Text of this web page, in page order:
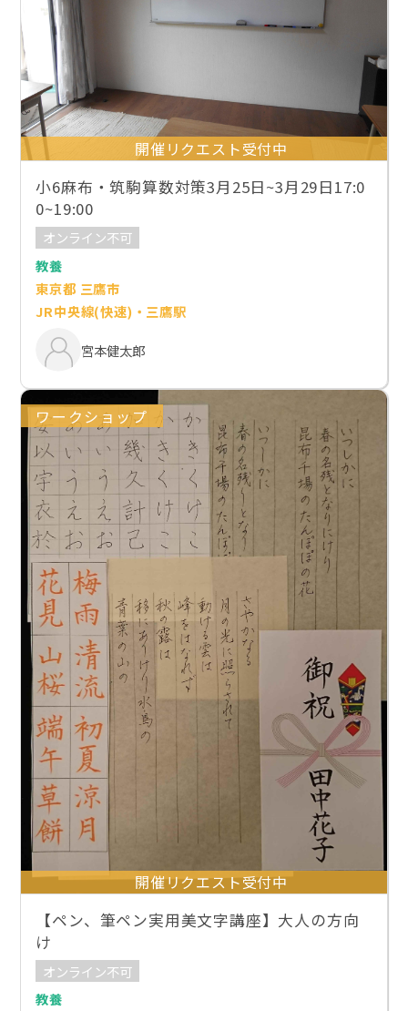
開催リクエスト受付中
小6麻布・筑駒算数対策3月25日~3月29日17:0
0~19:00
オンライン不可
教養
東京都 三鷹市
JR中央線(快速)・三鷹駅
宮本健太郎
ワークショップ
開催リクエスト受付中
【ペン、筆ペン実用美文字講座】大人の方向
け
オンライン不可
教養